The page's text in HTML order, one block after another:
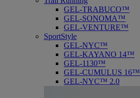
GEL-TRABUCO™
GEL-SONOMA™
GEL-VENTURE™
SportStyle
GEL-NYC™
GEL-KAYANO 14™
GEL-1130™
GEL-CUMULUS 16™
GEL-NYC™ 2.0